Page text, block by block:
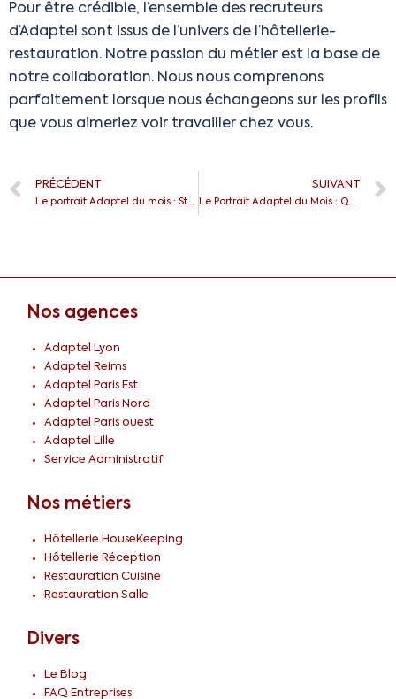
Pour être crédible, l’ensemble des recruteurs
d’Adaptel sont issus de l’univers de l’hôtellerie-
restauration. Notre passion du métier est la base de
notre collaboration. Nous nous comprenons
parfaitement lorsque nous échangeons sur les profils
que vous aimeriez voir travailler chez vous.
PRÉCÉDENT
Le portrait Adaptel du mois : Stéphanie
SUIVANT
Le Portrait Adaptel du Mois : Quentin
Nos agences
Adaptel Lyon
Adaptel Reims
Adaptel Paris Est
Adaptel Paris Nord
Adaptel Paris ouest
Adaptel Lille
Service Administratif
Nos métiers
Hôtellerie HouseKeeping
Hôtellerie Réception
Restauration Cuisine
Restauration Salle
Divers
Le Blog
FAQ Entreprises